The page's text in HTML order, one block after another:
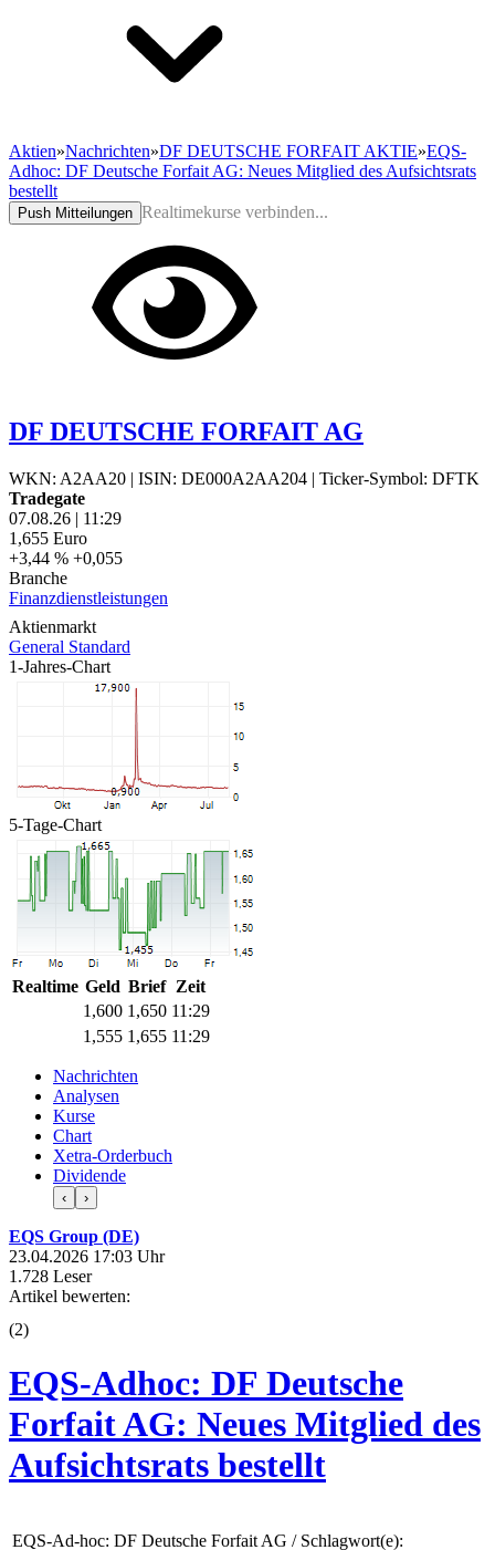
Aktien»Nachrichten»DF DEUTSCHE FORFAIT AKTIE»EQS-
Adhoc: DF Deutsche Forfait AG: Neues Mitglied des Aufsichtsrats
bestellt
Push Mitteilungen Realtimekurse verbinden...
DF DEUTSCHE FORFAIT AG
WKN: A2AA20 | ISIN: DE000A2AA204 | Ticker-Symbol: DFTK
Tradegate
07.08.26 | 11:29
1,655 Euro
+3,44 % +0,055
Branche
Finanzdienstleistungen
Aktienmarkt
General Standard
1-Jahres-Chart
5-Tage-Chart
Realtime Geld Brief Zeit
1,600 1,650 11:29
1,555 1,655 11:29
Nachrichten
Analysen
Kurse
Chart
Xetra-Orderbuch
Dividende
‹ ›
EQS Group (DE)
23.04.2026 17:03 Uhr
1.728 Leser
Artikel bewerten:
(2)
EQS-Adhoc: DF Deutsche
Forfait AG: Neues Mitglied des
Aufsichtsrats bestellt
EQS-Ad-hoc: DF Deutsche Forfait AG / Schlagwort(e):